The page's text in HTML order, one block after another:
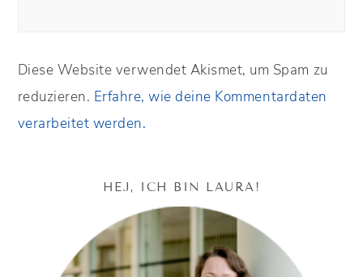
Diese Website verwendet Akismet, um Spam zu
reduzieren. Erfahre, wie deine Kommentardaten
verarbeitet werden.
HEJ, ICH BIN LAURA!